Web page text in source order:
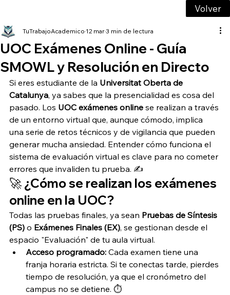
Volver
UOC Exámenes Online - Guía
SMOWL y Resolución en Directo
TuTrabajoAcademico 12 mar3 min de lectura
Si eres estudiante de la Universitat Oberta de
Catalunya, ya sabes que la presencialidad es cosa del
pasado. Los UOC exámenes online se realizan a través
de un entorno virtual que, aunque cómodo, implica
una serie de retos técnicos y de vigilancia que pueden
generar mucha ansiedad. Entender cómo funciona el
sistema de evaluación virtual es clave para no cometer
errores que invaliden tu prueba. ✍️
🚀 ¿Cómo se realizan los exámenes
online en la UOC?
Todas las pruebas finales, ya sean Pruebas de Síntesis
(PS) o Exámenes Finales (EX), se gestionan desde el
espacio "Evaluación" de tu aula virtual.
Acceso programado: Cada examen tiene una
franja horaria estricta. Si te conectas tarde, pierdes
tiempo de resolución, ya que el cronómetro del
campus no se detiene. ⏱️